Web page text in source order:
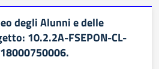
degli Alunni e delle
10.2.2A-FSEPON-CL-